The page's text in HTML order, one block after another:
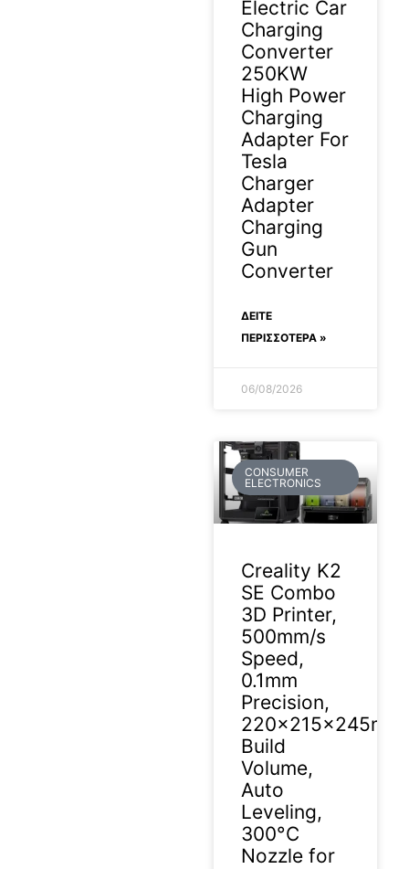
Electric Car
Charging
Converter
250KW
High Power
Charging
Adapter For
Tesla
Charger
Adapter
Charging
Gun
Converter
ΔΕΊΤΕ
ΠΕΡΙΣΣΟΤΕΡΑ »
06/08/2026
CONSUMER
ELECTRONICS
Creality K2
SE Combo
3D Printer,
500mm/s
Speed,
0.1mm
Precision,
220×215×245mm
Build
Volume,
Auto
Leveling,
300°C
Nozzle for